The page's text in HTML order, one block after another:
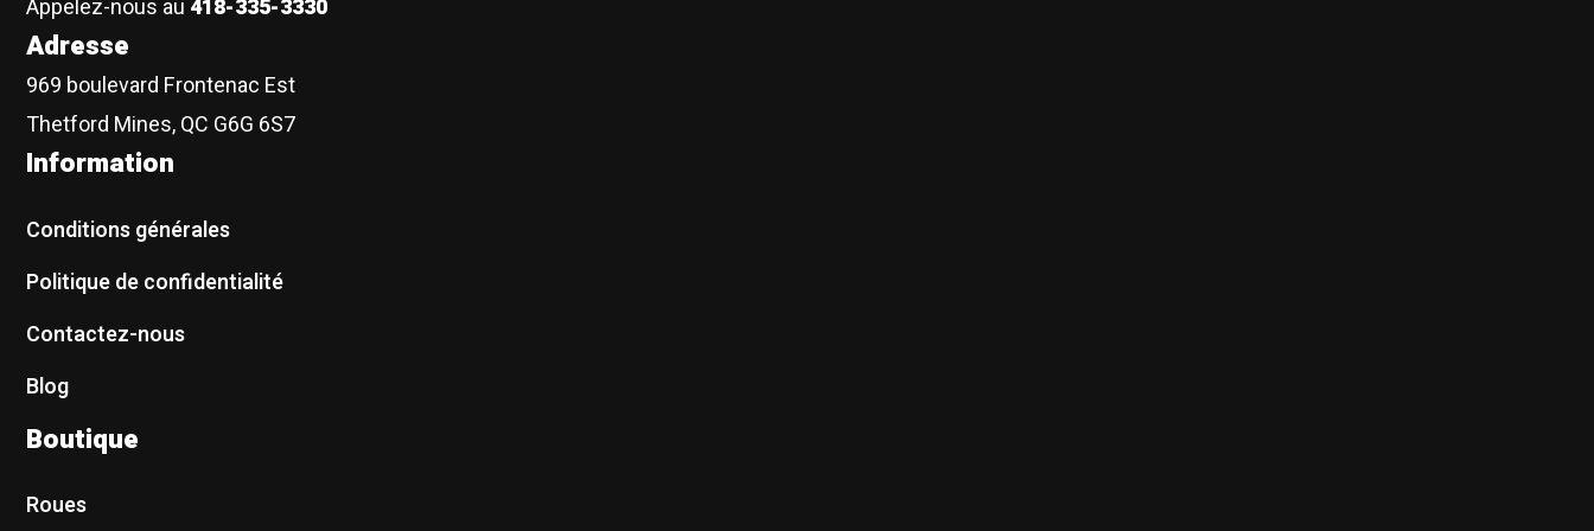
Appelez-nous au 418-335-3330
Adresse
969 boulevard Frontenac Est
Thetford Mines, QC G6G 6S7
Information
Conditions générales
Politique de confidentialité
Contactez-nous
Blog
Boutique
Roues